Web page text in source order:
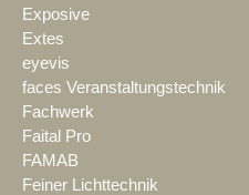
Exposive
Extes
eyevis
faces Veranstaltungstechnik
Fachwerk
Faital Pro
FAMAB
Feiner Lichttechnik